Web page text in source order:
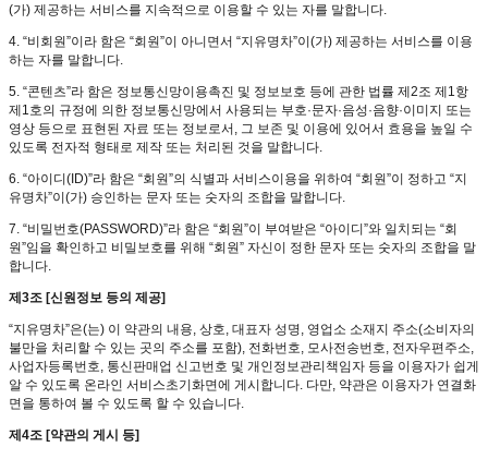
(가) 제공하는 서비스를 지속적으로 이용할 수 있는 자를 말합니다.
4. “비회원”이라 함은 “회원”이 아니면서 “지유명차”이(가) 제공하는 서비스를 이용
하는 자를 말합니다.
5. “콘텐츠”라 함은 정보통신망이용촉진 및 정보보호 등에 관한 법률 제2조 제1항
제1호의 규정에 의한 정보통신망에서 사용되는 부호·문자·음성·음향·이미지 또는
영상 등으로 표현된 자료 또는 정보로서, 그 보존 및 이용에 있어서 효용을 높일 수
있도록 전자적 형태로 제작 또는 처리된 것을 말합니다.
6. “아이디(ID)”라 함은 “회원”의 식별과 서비스이용을 위하여 “회원”이 정하고 “지
유명차”이(가) 승인하는 문자 또는 숫자의 조합을 말합니다.
7. “비밀번호(PASSWORD)”라 함은 “회원”이 부여받은 “아이디”와 일치되는 “회
원”임을 확인하고 비밀보호를 위해 “회원” 자신이 정한 문자 또는 숫자의 조합을 말
합니다.
제3조 [신원정보 등의 제공]
“지유명차”은(는) 이 약관의 내용, 상호, 대표자 성명, 영업소 소재지 주소(소비자의
불만을 처리할 수 있는 곳의 주소를 포함), 전화번호, 모사전송번호, 전자우편주소,
사업자등록번호, 통신판매업 신고번호 및 개인정보관리책임자 등을 이용자가 쉽게
알 수 있도록 온라인 서비스초기화면에 게시합니다. 다만, 약관은 이용자가 연결화
면을 통하여 볼 수 있도록 할 수 있습니다.
제4조 [약관의 게시 등]